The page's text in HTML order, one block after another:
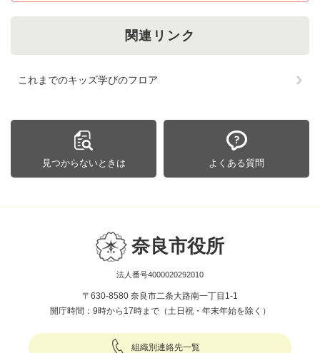
関連リンク
これまでのキッズ学びのフロア
見つからないときは よくある質問
奈良市役所
法人番号4000020292010
〒630-8580 奈良市二条大路南一丁目1-1
開庁時間：9時から17時まで（土日祝・年末年始を除く）
組織別連絡先一覧